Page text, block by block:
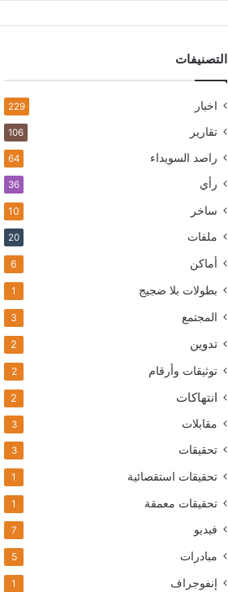
التصنيفات
اخبار 229
تقارير 106
راصد السويداء 64
رأي 36
ساخر 10
ملفات 20
أماكن 6
بطولات بلا ضجيج 1
المجتمع 3
تدوين 2
توثيقات وأرقام 2
انتهاكات 2
مقابلات 3
تحقيقات 3
تحقيقات استقصائية 1
تحقيقات معمقة 1
فيديو 7
مبادرات 5
إنفوجراف 1